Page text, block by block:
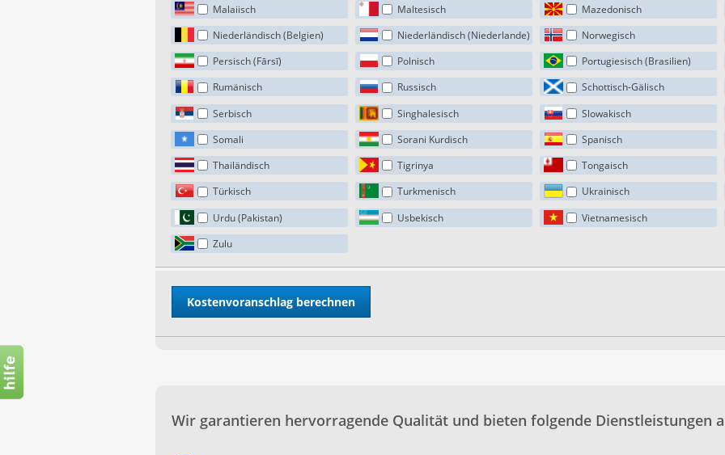
Malaiisch
Maltesisch
Mazedonisch
Niederländisch (Belgien)
Niederländisch (Niederlande)
Norwegisch
Persisch (Fārsī)
Polnisch
Portugiesisch (Brasilien)
Rumänisch
Russisch
Schottisch-Gälisch
Serbisch
Singhalesisch
Slowakisch
Somali
Sorani Kurdisch
Spanisch
Thailändisch
Tigrinya
Tongaisch
Türkisch
Turkmenisch
Ukrainisch
Urdu (Pakistan)
Usbekisch
Vietnamesisch
Zulu
Wir garantieren hervorragende Qualität und bieten folgende Dienstleistungen